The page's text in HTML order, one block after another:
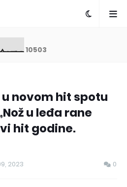
10503
novom hit spotu
u leđa rane
hit godine.
2023 0